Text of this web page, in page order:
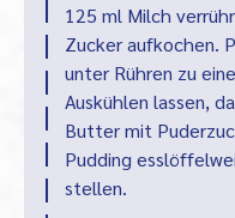
125 ml Milch
Zucker aufkochen.
unter Rühren zu
Auskühlen lassen,
Butter mit
Pudding
stellen.